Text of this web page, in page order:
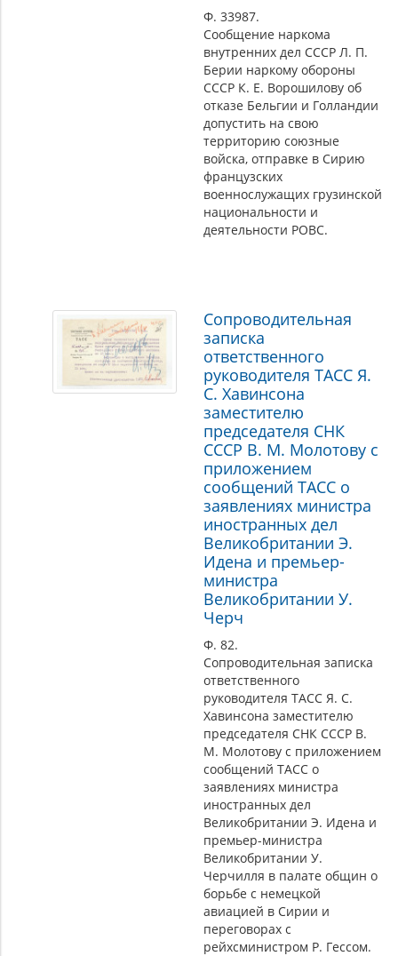
Ф. 33987.
Сообщение наркома
внутренних дел СССР Л. П.
Берии наркому обороны
СССР К. Е. Ворошилову об
отказе Бельгии и Голландии
допустить на свою
территорию союзные
войска, отправке в Сирию
французских
военнослужащих грузинской
национальности и
деятельности РОВС.
Сопроводительная
записка
ответственного
руководителя ТАСС Я.
С. Хавинсона
заместителю
председателя СНК
СССР В. М. Молотову с
приложением
сообщений ТАСС о
заявлениях министра
иностранных дел
Великобритании Э.
Идена и премьер-
министра
Великобритании У.
Черч
Ф. 82.
Сопроводительная записка
ответственного
руководителя ТАСС Я. С.
Хавинсона заместителю
председателя СНК СССР В.
М. Молотову с приложением
сообщений ТАСС о
заявлениях министра
иностранных дел
Великобритании Э. Идена и
премьер-министра
Великобритании У.
Черчилля в палате общин о
борьбе с немецкой
авиацией в Сирии и
переговорах с
рейхсминистром Р. Гессом.